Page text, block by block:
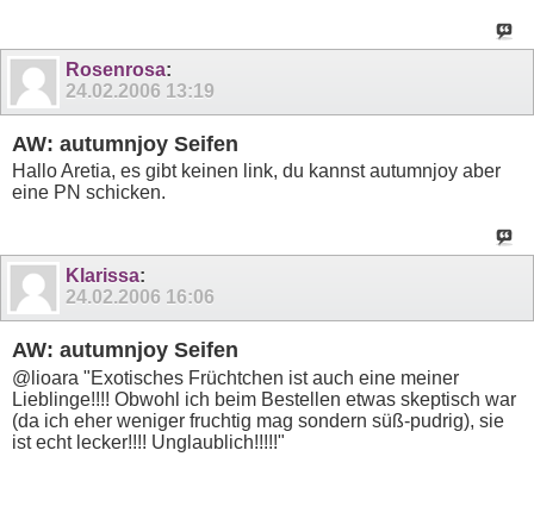
Rosenrosa:
24.02.2006 13:19
AW: autumnjoy Seifen
Hallo Aretia, es gibt keinen link, du kannst autumnjoy aber
eine PN schicken.
Klarissa:
24.02.2006 16:06
AW: autumnjoy Seifen
@lioara "Exotisches Früchtchen ist auch eine meiner
Lieblinge!!!! Obwohl ich beim Bestellen etwas skeptisch war
(da ich eher weniger fruchtig mag sondern süß-pudrig), sie
ist echt lecker!!!! Unglaublich!!!!!"